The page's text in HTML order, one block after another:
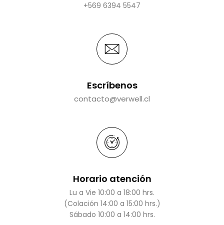
+569 6394 5547
Escríbenos
contacto@verwell.cl
Horario atención
Lu a Vie 10:00 a 18:00 hrs.
(Colación 14:00 a 15:00 hrs.)
Sábado 10:00 a 14:00 hrs.